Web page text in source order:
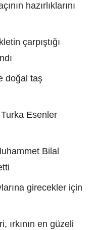
hazırlıklarını
çarpıştığı
doğal taş
Esenler
Bilal
girecekler için
ırkının en güzeli